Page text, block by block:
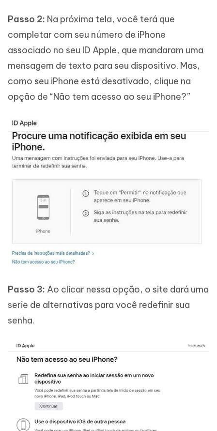
Passo 2: Na próxima tela, você terá que
completar com seu número de iPhone
associado no seu ID Apple, que mandaram uma
mensagem de texto para seu dispositivo. Mas,
como seu iPhone está desativado, clique na
opção de “Não tem acesso ao seu iPhone?”
Passo 3: Ao clicar nessa opção, o site dará uma
serie de alternativas para você redefinir sua
senha.